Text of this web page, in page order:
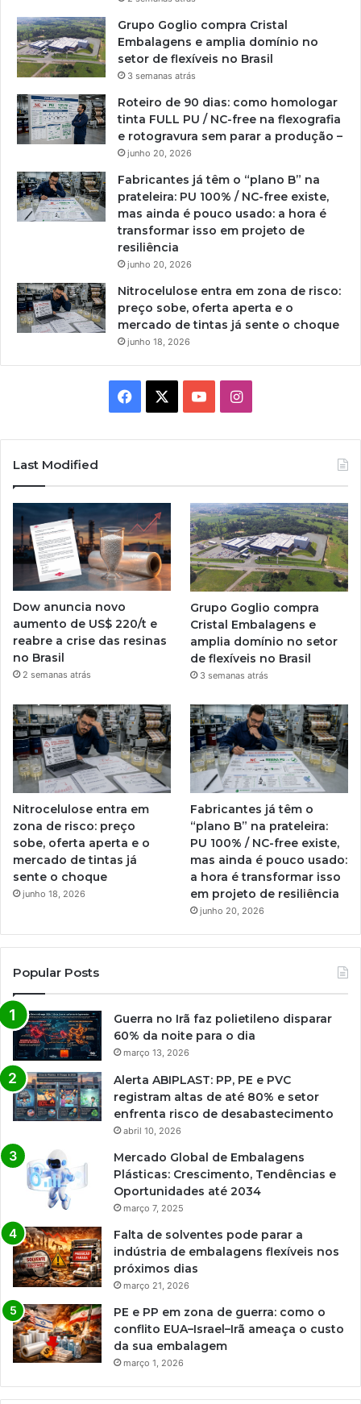
Grupo Goglio compra Cristal
Embalagens e amplia domínio no
setor de flexíveis no Brasil
3 semanas atrás
Roteiro de 90 dias: como homologar
tinta FULL PU / NC-free na flexografia
e rotogravura sem parar a produção –
junho 20, 2026
Fabricantes já têm o “plano B” na
prateleira: PU 100% / NC-free existe,
mas ainda é pouco usado: a hora é
transformar isso em projeto de
resiliência
junho 20, 2026
Nitrocelulose entra em zona de risco:
preço sobe, oferta aperta e o
mercado de tintas já sente o choque
junho 18, 2026
Facebook YouTubeInstagram
Last Modified
Dow anuncia novo
aumento de US$ 220/t e
reabre a crise das resinas
no Brasil
2 semanas atrás
Grupo Goglio compra
Cristal Embalagens e
amplia domínio no setor
de flexíveis no Brasil
3 semanas atrás
Nitrocelulose entra em
zona de risco: preço
sobe, oferta aperta e o
mercado de tintas já
sente o choque
junho 18, 2026
Fabricantes já têm o
“plano B” na prateleira:
PU 100% / NC-free existe,
mas ainda é pouco usado:
a hora é transformar isso
em projeto de resiliência
junho 20, 2026
Popular Posts
Guerra no Irã faz polietileno disparar
60% da noite para o dia
março 13, 2026
Alerta ABIPLAST: PP, PE e PVC
registram altas de até 80% e setor
enfrenta risco de desabastecimento
abril 10, 2026
Mercado Global de Embalagens
Plásticas: Crescimento, Tendências e
Oportunidades até 2034
março 7, 2025
Falta de solventes pode parar a
indústria de embalagens flexíveis nos
próximos dias
março 21, 2026
PE e PP em zona de guerra: como o
conflito EUA–Israel–Irã ameaça o custo
da sua embalagem
março 1, 2026